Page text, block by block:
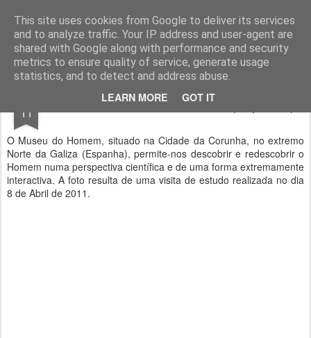
This site uses cookies from Google to deliver its services
and to analyze traffic. Your IP address and user-agent are
shared with Google along with performance and security
metrics to ensure quality of service, generate usage
statistics, and to detect and address abuse.
LEARN MORE GOT IT
Geopalavras
canal800 clique ZapCanal
11 Museu do Homem - Corunha (Espanha).
O Museu do Homem, situado na Cidade da Corunha, no extremo
Norte da Galiza (Espanha), permite-nos descobrir e redescobrir o
Homem numa perspectiva científica e de uma forma extremamente
interactiva. A foto resulta de uma visita de estudo realizada no dia
8 de Abril de 2011.